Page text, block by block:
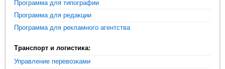
Программа для типографии
Программа для редакции
Программа для рекламного агентства
Транспорт и логистика:
Управление перевозками